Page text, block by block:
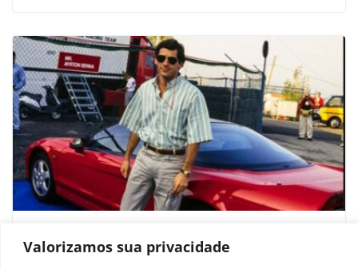
Valorizamos sua privacidade
Como Ayrton Senna ajudou a criar o
icônico Honda NSX?